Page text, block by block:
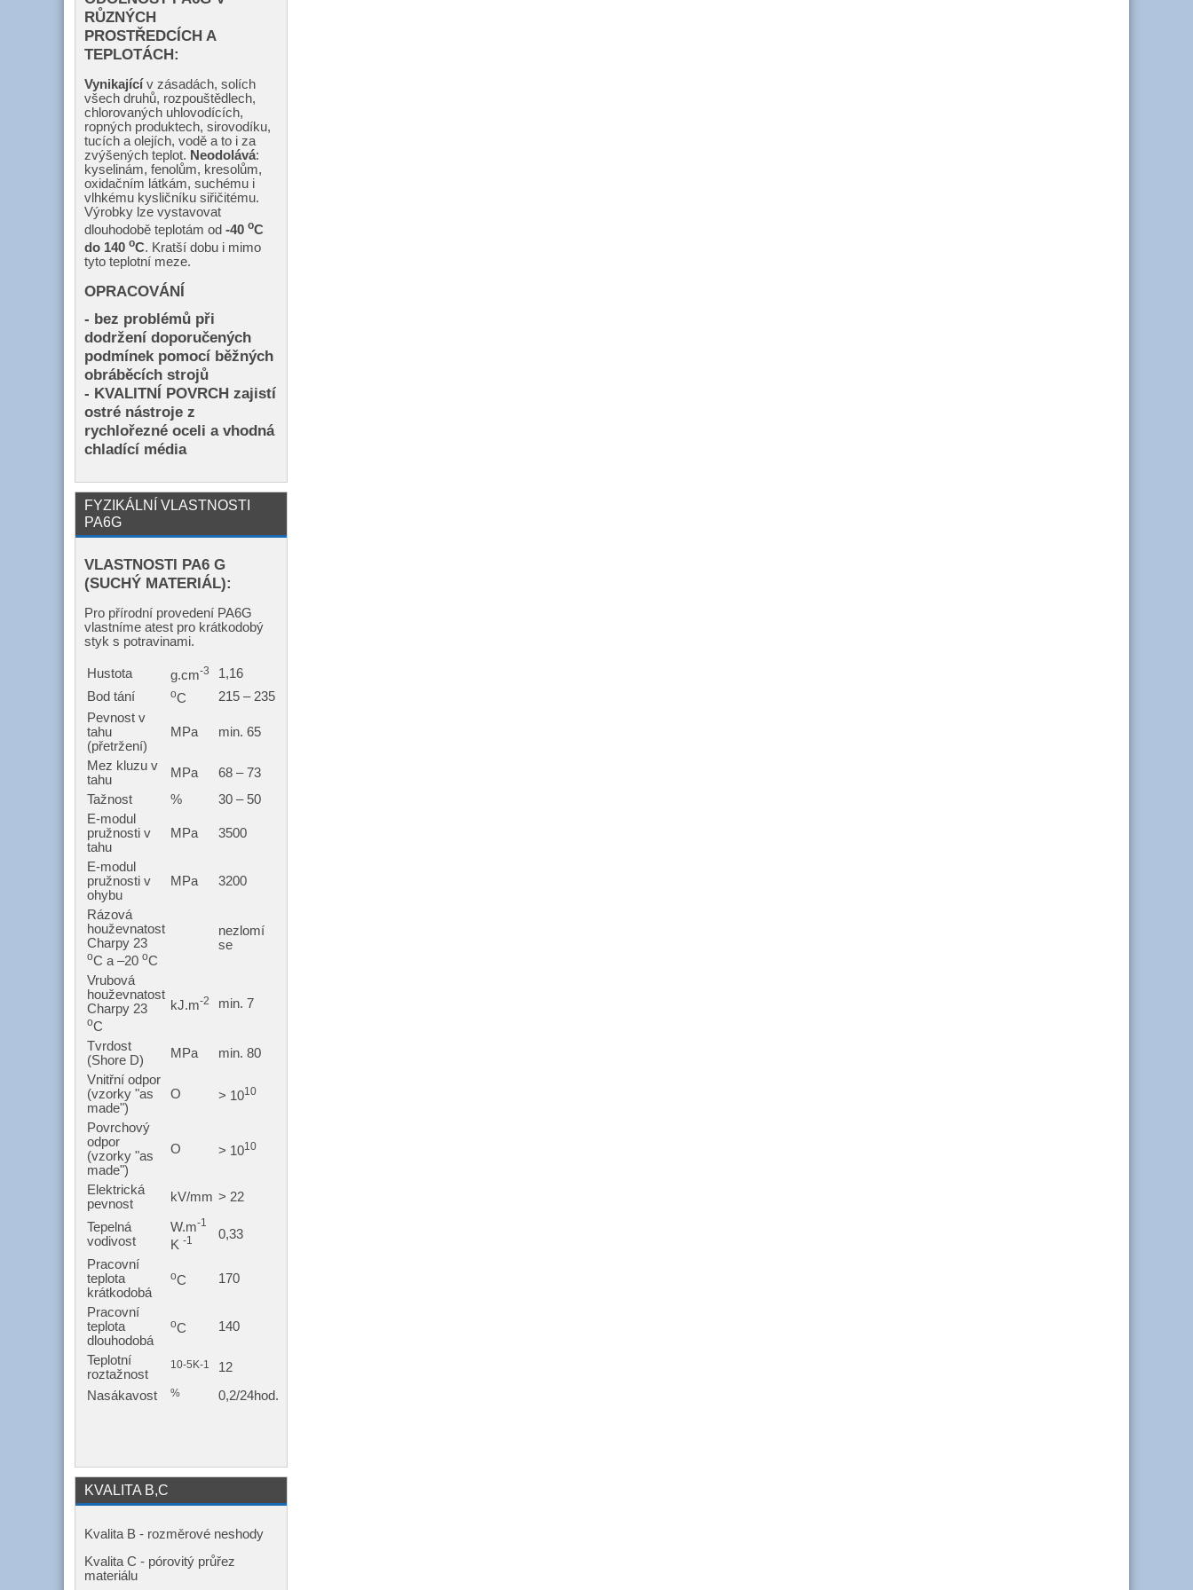
RŮZNÝCH
PROSTŘEDCÍCH A
TEPLOTÁCH:
Vynikající v zásadách, solích
všech druhů, rozpouštědlech,
chlorovaných uhlovodících,
ropných produktech, sirovodíku,
tucích a olejích, vodě a to i za
zvýšených teplot. Neodolává:
kyselinám, fenolům, kresolům,
oxidačním látkám, suchému i
vlhkému kysličníku siřičitému.
Výrobky lze vystavovat
dlouhodobě teplotám od -40 oC
do 140 oC. Kratší dobu i mimo
tyto teplotní meze.
OPRACOVÁNÍ
- bez problémů při
dodržení doporučených
podmínek pomocí běžných
obráběcích strojů
- KVALITNÍ POVRCH zajistí
ostré nástroje z
rychlořezné oceli a vhodná
chladící média
FYZIKÁLNÍ VLASTNOSTI
PA6G
VLASTNOSTI PA6 G
(SUCHÝ MATERIÁL):
Pro přírodní provedení PA6G
vlastníme atest pro krátkodobý
styk s potravinami.
Hustota g.cm-3
1,16
Bod tání
oC
215 – 235
Pevnost v
tahu
(přetržení)
MPa min. 65
Mez kluzu v
tahu
MPa
68 – 73
Tažnost
%
30 – 50
E-modul
pružnosti v
tahu
MPa 3500
E-modul
pružnosti v
ohybu
MPa 3200
Rázová
houževnatost
Charpy 23
oC a –20 oC
nezlomí
se
Vrubová
houževnatost
Charpy 23
oC
kJ.m-2 min. 7
Tvrdost
(Shore D)
MPa
min. 80
Vnitřní odpor
(vzorky "as
made")
O > 1010
Povrchový
odpor
(vzorky "as
made")
O > 1010
Elektrická
pevnost
kV/mm > 22
Tepelná
vodivost
W.m-1
K -1 0,33
Pracovní
teplota
krátkodobá
oC 170
Pracovní
teplota
dlouhodobá
oC 140
Teplotní
roztažnost
10-5K-1
12
Nasákavost
% 0,2/24hod.
KVALITA B,C
Kvalita B - rozměrové neshody
Kvalita C - pórovitý průřez
materiálu